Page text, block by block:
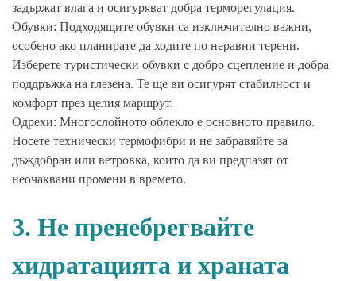
задържат влага и осигуряват добра терморегулация.
Обувки: Подходящите обувки са изключително важни,
особено ако планирате да ходите по неравни терени.
Изберете туристически обувки с добро сцепление и добра
поддръжка на глезена. Те ще ви осигурят стабилност и
комфорт през целия маршрут.
Одрехи: Многослойното облекло е основното правило.
Носете технически термофибри и не забравяйте за
дъждобран или ветровка, които да ви предпазят от
неочаквани промени в времето.
3. Не пренебрегвайте
хидратацията и храната